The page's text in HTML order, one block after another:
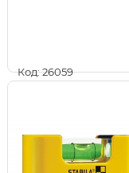
Код: 26059